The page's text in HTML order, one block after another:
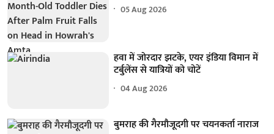
05 Aug 2026
हवा में जोरदार झटके, एयर इंडिया विमान में
टर्बुलेंस से यात्रियों को चोटें
04 Aug 2026
बुमराह की गैरमौजूदगी पर चयनकर्ता नाराज